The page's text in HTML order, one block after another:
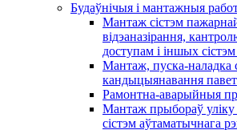
Будаўнічыя і мантажныя
Мантаж сістэм
відэаназірання,
доступам і іншых сістэм
Мантаж, пуска-наладка
кандыцыянавання
Рамонтна-аварыйныя
Мантаж прыбораў уліку
сістэм аўтаматычнага